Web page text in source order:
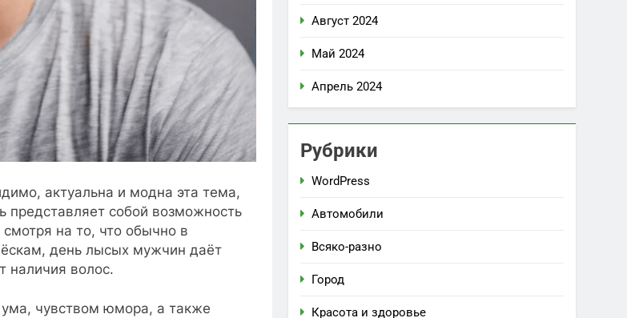
актуальна и модна эта тема,
представляет собой возможность
на то, что обычно в
день лысых мужчин даёт
наличия волос.
чувством юмора, а также
Август 2024
Май 2024
Апрель 2024
Рубрики
WordPress
Автомобили
Всяко-разно
Город
Красота и здоровье